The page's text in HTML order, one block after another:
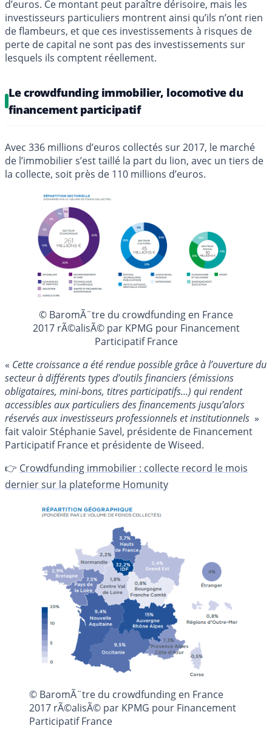
d’euros. Ce montant peut paraître dérisoire, mais les
investisseurs particuliers montrent ainsi qu’ils n’ont rien
de flambeurs, et que ces investissements à risques de
perte de capital ne sont pas des investissements sur
lesquels ils comptent réellement.
Le crowdfunding immobilier, locomotive du
financement participatif
Avec 336 millions d’euros collectés sur 2017, le marché
de l’immobilier s’est taillé la part du lion, avec un tiers de
la collecte, soit près de 110 millions d’euros.
© BaromÃ¨tre du crowdfunding en France
2017 rÃ©alisÃ© par KPMG pour Financement
Participatif France
« Cette croissance a été rendue possible grâce à l’ouverture du
secteur à différents types d’outils financiers (émissions
obligataires, mini-bons, titres participatifs...) qui rendent
accessibles aux particuliers des financements jusqu’alors
réservés aux investisseurs professionnels et institutionnels »
fait valoir Stéphanie Savel, présidente de Financement
Participatif France et présidente de Wiseed.
👉 Crowdfunding immobilier : collecte record le mois
dernier sur la plateforme Homunity
© BaromÃ¨tre du crowdfunding en France
2017 rÃ©alisÃ© par KPMG pour Financement
Participatif France